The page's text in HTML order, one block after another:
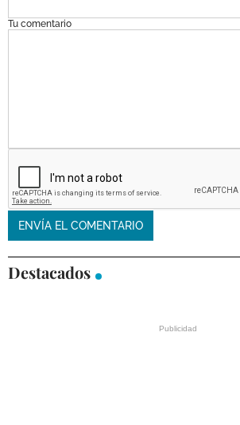
Tu comentario
Destacados